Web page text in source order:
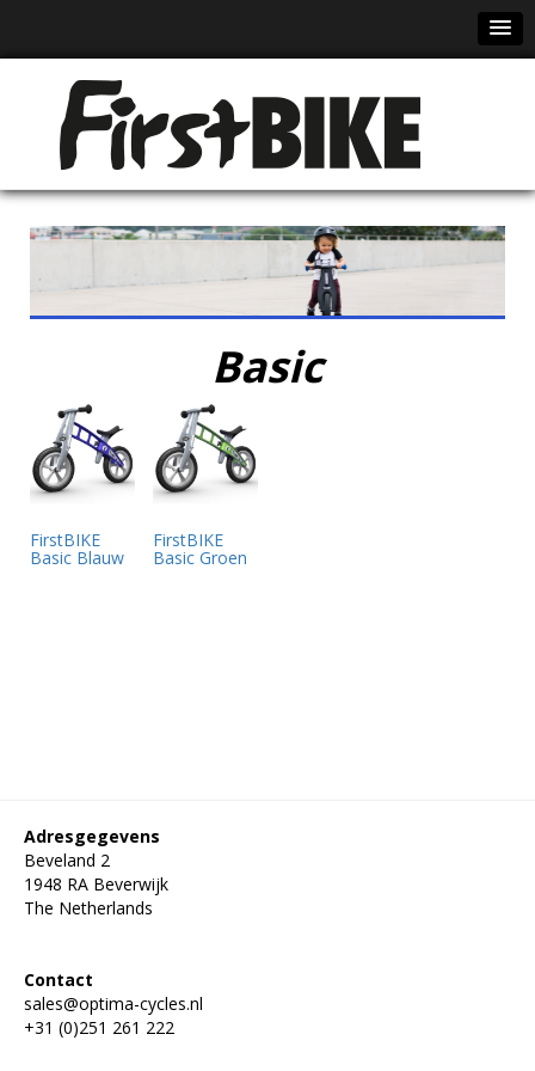
Basic
FirstBIKE
Basic Blauw
FirstBIKE
Basic Groen
Adresgegevens
Beveland 2
1948 RA Beverwijk
The Netherlands
Contact
sales@optima-cycles.nl
+31 (0)251 261 222